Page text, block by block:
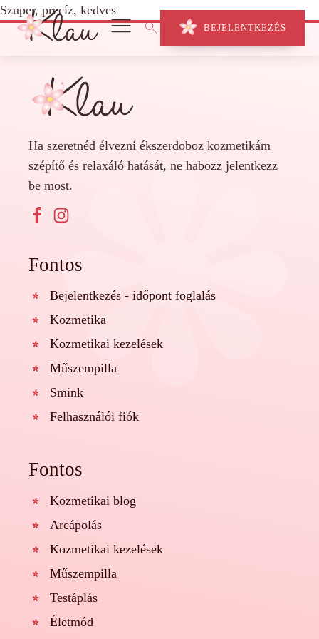
BEJELENTKEZÉS
Szuper, precíz, kedves
Ha szeretnéd élvezni ékszerdoboz kozmetikám
szépítő és relaxáló hatását, ne habozz jelentkezz
be most.
Fontos
Bejelentkezés - időpont foglalás
Kozmetika
Kozmetikai kezelések
Műszempilla
Smink
Felhasználói fiók
Fontos
Kozmetikai blog
Arcápolás
Kozmetikai kezelések
Műszempilla
Testáplás
Életmód